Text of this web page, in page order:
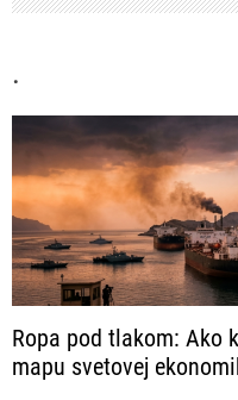
u
.
Ropa pod tlakom: Ako
mapu svetovej